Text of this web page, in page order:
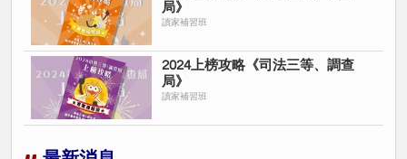
局》
讀家補習班
2024上榜攻略《司法三等、調查
局》
讀家補習班